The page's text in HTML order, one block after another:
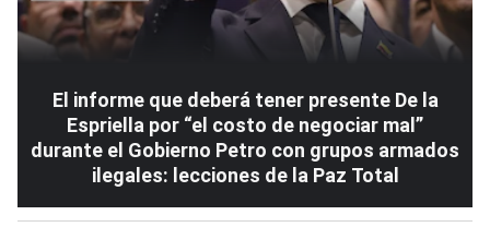
El informe que deberá tener presente De la
Espriella por “el costo de negociar mal”
durante el Gobierno Petro con grupos armados
ilegales: lecciones de la Paz Total